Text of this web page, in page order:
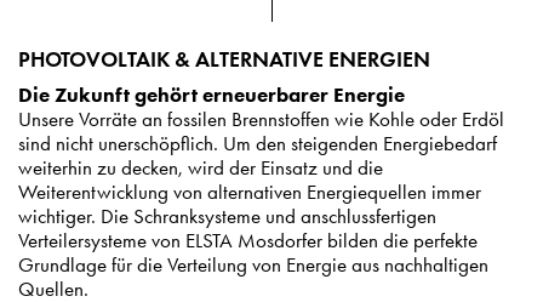
PHOTOVOLTAIK & ALTERNATIVE ENERGIEN
Die Zukunft gehört erneuerbarer Energie
Unsere Vorräte an fossilen Brennstoffen wie Kohle oder Erdöl
sind nicht unerschöpflich. Um den steigenden Energiebedarf
weiterhin zu decken, wird der Einsatz und die
Weiterentwicklung von alternativen Energiequellen immer
wichtiger. Die Schranksysteme und anschlussfertigen
Verteilersysteme von ELSTA Mosdorfer bilden die perfekte
Grundlage für die Verteilung von Energie aus nachhaltigen
Quellen.